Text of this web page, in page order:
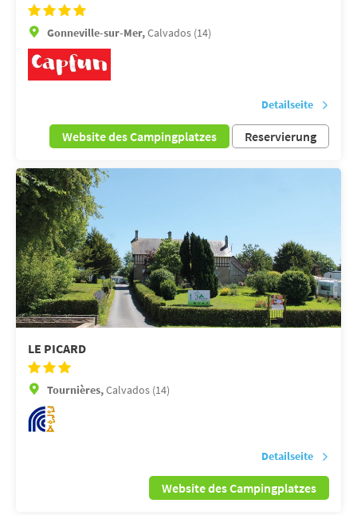
Gonneville-sur-Mer,Calvados (14)
Detailseite
Website des Campingplatzes Reservierung
LE PICARD
Tournières,Calvados (14)
Detailseite
Website des Campingplatzes